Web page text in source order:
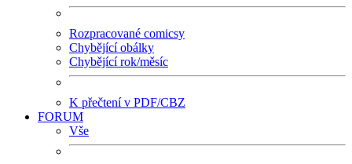
Rozpracované comicsy
Chybějící obálky
Chybějící rok/měsíc
K přečtení v PDF/CBZ
FORUM
Vše